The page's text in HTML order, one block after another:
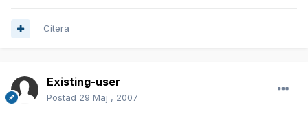
Citera
Existing-user
Postad 29 Maj , 2007